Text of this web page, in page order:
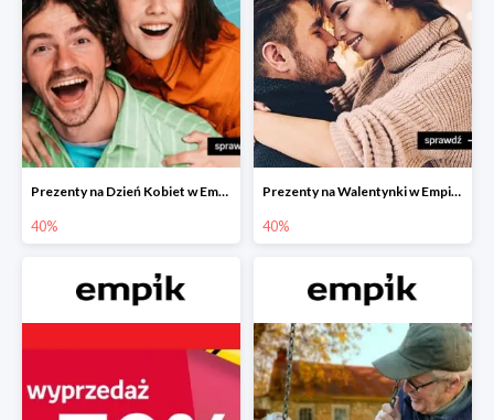
Prezenty na Dzień Kobiet w Empiku do -40%
40%
Prezenty na Walentynki w Empiku do -40%
40%